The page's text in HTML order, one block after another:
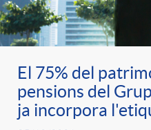
r
a
ó
p
e
t
e
n
l
c
El 75% del
pensions del
ja incorpora